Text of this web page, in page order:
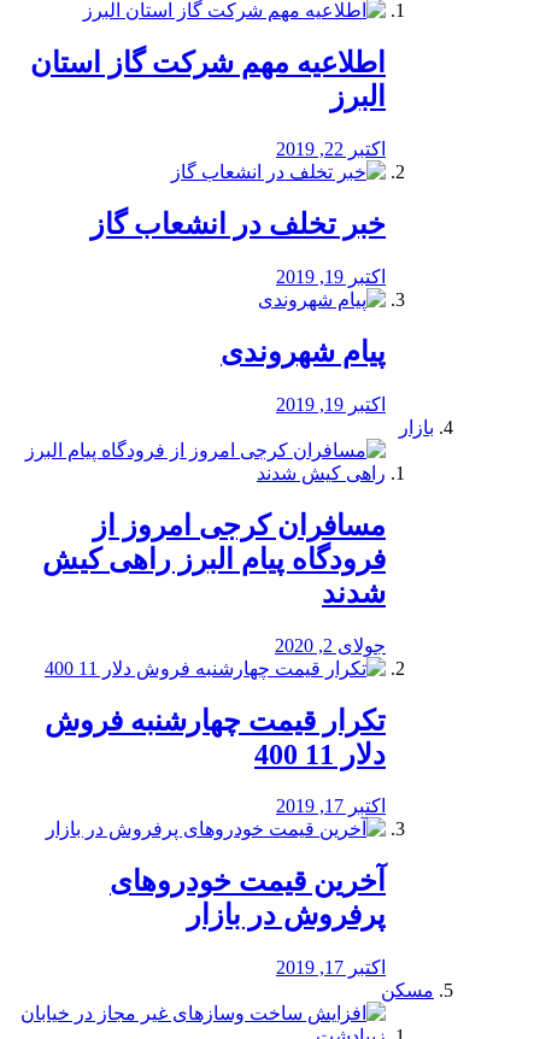
️اطلاعیه مهم شرکت گاز استان
البرز
اکتبر 22, 2019
خبر تخلف در انشعاب گاز
اکتبر 19, 2019
پیام شهروندی
اکتبر 19, 2019
بازار
مسافران کرجی امروز از
فرودگاه پیام البرز راهی کیش
شدند
جولای 2, 2020
تکرار قیمت چهارشنبه فروش
دلار 11 400
اکتبر 17, 2019
آخرین قیمت خودرو‌های
پرفروش در بازار
اکتبر 17, 2019
مسکن